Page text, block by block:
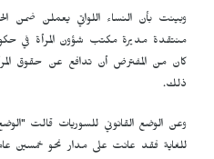
وبينت بأن النساء اللواتي يعملن ضمن
منتقدة مديرة مكتب شؤون المرأة في
كان من المفترض أن تدافع عن حقوق
ذلك.
وعن الوضع القانوني للسوريات قالت
للغاية فقد عانت على مدار نحو خمسين